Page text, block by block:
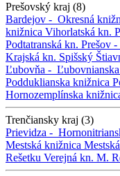
Prešovský kraj (8)
Bardejov - Okresná
knižnica Vihorlatská kn.
Podtatranská kn. Prešov -
Krajská kn. Spišský
Ľubovňa -
Podduklianska knižnica
Hornozemplínska
Trenčiansky kraj (3)
Prievidza -
Mestská knižnica
Rešetku Verejná kn. M.